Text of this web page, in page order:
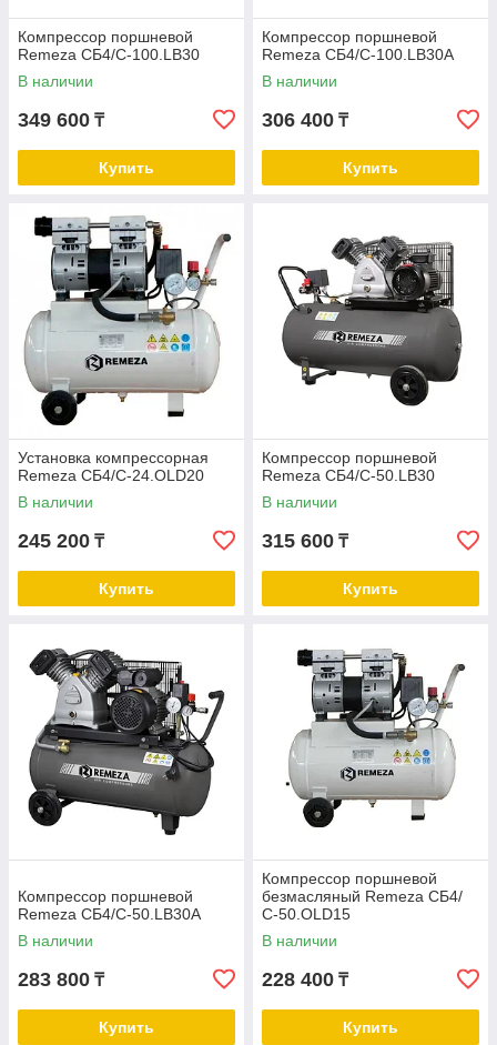
Компрессор поршневой
Remeza СБ4/С-100.LB30
В наличии
349 600 ₸
Купить
Компрессор поршневой
Remeza СБ4/С-100.LB30А
В наличии
306 400 ₸
Купить
Установка компрессорная
Remeza СБ4/С-24.OLD20
В наличии
245 200 ₸
Купить
Компрессор поршневой
Remeza СБ4/С-50.LB30
В наличии
315 600 ₸
Купить
Компрессор поршневой
Remeza СБ4/С-50.LB30А
В наличии
283 800 ₸
Купить
Компрессор поршневой
безмасляный Remeza СБ4/
С-50.OLD15
В наличии
228 400 ₸
Купить